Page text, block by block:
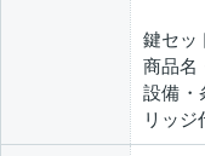
鍵セ
商品名
設備・
リッジ